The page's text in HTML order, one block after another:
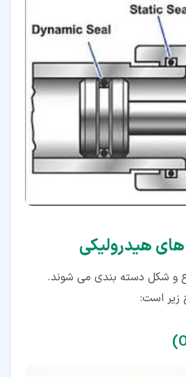
و شکل دسته بندی می شوند.
زیر است: